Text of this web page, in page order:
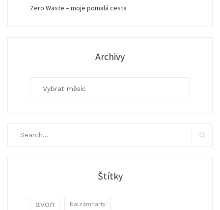
Zero Waste – moje pomalá cesta
Archivy
Štítky
avon balzámnarty